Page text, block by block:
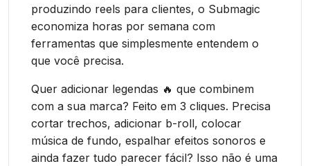
produzindo reels para clientes, o Submagic
economiza horas por semana com
ferramentas que simplesmente entendem o
que você precisa.
Quer adicionar legendas 🔥 que combinem
com a sua marca? Feito em 3 cliques. Precisa
cortar trechos, adicionar b-roll, colocar
música de fundo, espalhar efeitos sonoros e
ainda fazer tudo parecer fácil? Isso não é uma